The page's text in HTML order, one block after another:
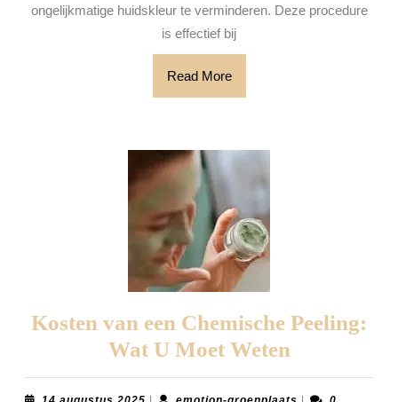
voor
een
ongelijkmatige huidskleur te verminderen. Deze procedure
is effectief bij
Read MoreRead
More
Kosten van een Chemische Peeling:
Wat U Moet WetenKosten
van
14 emotion-